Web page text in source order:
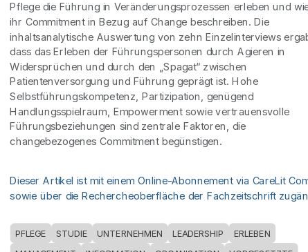
Pflege die Führung in Veränderungsprozessen erleben und
ihr Commitment in Bezug auf Change beschreiben. Die
inhaltsanalytische Auswertung von zehn Einzelinterviews
dass das Erleben der Führungspersonen durch Agieren in
Widersprüchen und durch den „Spagat“ zwischen
Patientenversorgung und Führung geprägt ist. Hohe
Selbstführungskompetenz, Partizipation, genügend
Handlungsspielraum, Empowerment sowie vertrauensvolle
Führungsbeziehungen sind zentrale Faktoren, die
changebezogenes Commitment begünstigen.
Dieser Artikel ist mit einem Online-Abonnement via CareLit
sowie über die Rechercheoberfläche der Fachzeitschrift
PFLEGE STUDIE UNTERNEHMEN LEADERSHIP ERLEBEN